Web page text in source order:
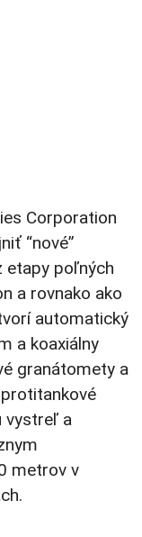
Corporation
“nové”
etapy poľných
a rovnako ako
automatický
a koaxiálny
granátomety a
vystreľ a
metrov v